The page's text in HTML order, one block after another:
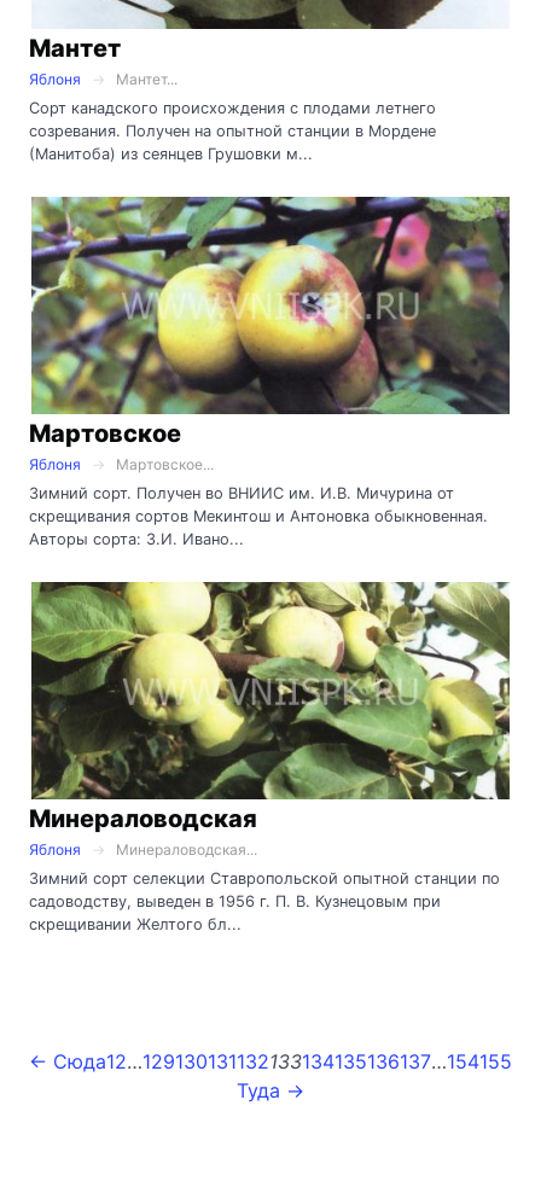
Мантет
Яблоня
Мантет...
Сорт канадского происхождения с плодами летнего
созревания. Получен на опытной станции в Мордене
(Манитоба) из сеянцев Грушовки м...
Мартовское
Яблоня
Мартовское...
Зимний сорт. Получен во ВНИИС им. И.В. Мичурина от
скрещивания сортов Мекинтош и Антоновка обыкновенная.
Авторы сорта: З.И. Ивано...
Минераловодская
Яблоня
Минераловодская...
Зимний сорт селекции Ставропольской опытной станции по
садоводству, выведен в 1956 г. П. В. Кузнецовым при
скрещивании Желтого бл...
← Сюда12…129130131132133134135136137…154155
Туда →